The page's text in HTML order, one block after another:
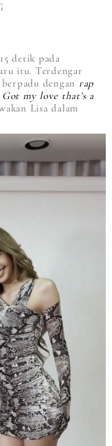
detik pada
itu. Terdengar
dengan rap
my love that’s a
Lisa dalam